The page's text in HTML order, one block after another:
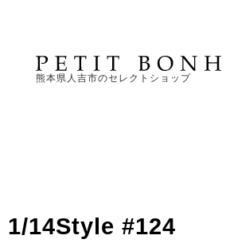
熊本県人吉市のセレクトショップ
1/14Style #124